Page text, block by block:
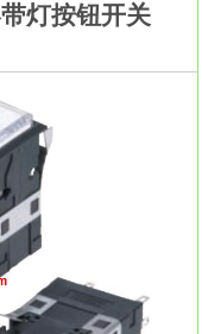
灯按钮开关